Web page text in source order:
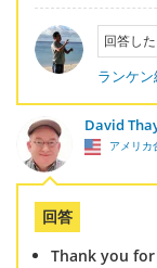
回答し
ランケ
David
アメリカ
回答
Thank you